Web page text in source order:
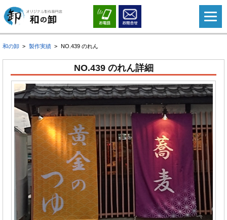
和の卸 製作実績 NO.439 のれん
NO.439 のれん詳細